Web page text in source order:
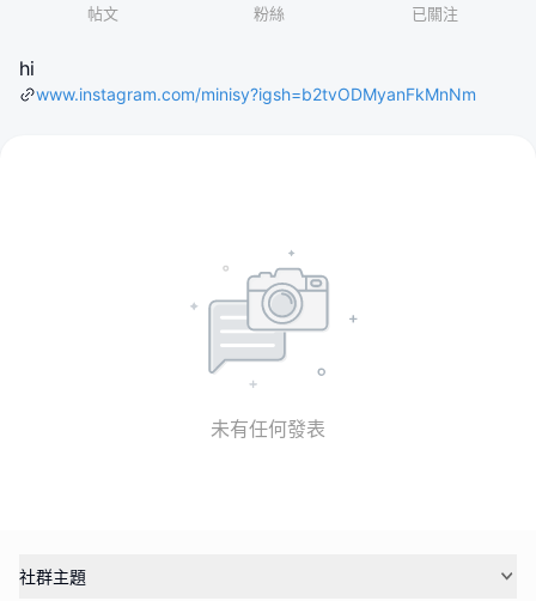
帖文 粉絲 已關注
hi
www.instagram.com/minisy?igsh=b2tvODMyanFkMnNm
未有任何發表
社群主題